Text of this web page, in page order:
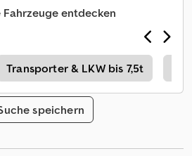
Sirene Programmierbarer
enthalten) Heizung
Lichtmaschine (Dynamo
20-Liter-Kanister Tagfahrlicht
zur Batteriewartung
entdecken
Transporter & LKW bis 7,5t
speichern